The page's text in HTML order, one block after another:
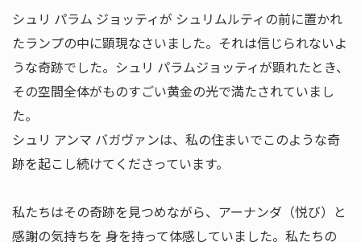
シュリ パラム ジョッティが シュリムルティの前に置かれ
たランプの中に顕現なさいました。それは信じられないよ
うな奇跡でした。シュリ パラムジョッティが顕れたとき、
その空間全体がものすごい黄金の光で満たされていまし
た。
シュリ アンマ バガヴァンは、私の住まいでこのような奇
跡を起こし続けてくださっています。
私たちはその奇跡を見つめながら、アーナンダ（悦び）と
感謝の気持ちを 身を持って体感していました。私たちの